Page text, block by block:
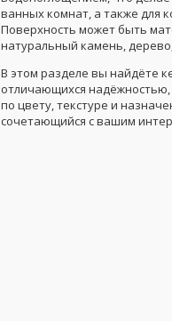
ванных комнат, а также для
Поверхность может быть
натуральный камень,
В этом разделе вы найдёте
отличающихся
по цвету, текстуре и
сочетающийся с вашим